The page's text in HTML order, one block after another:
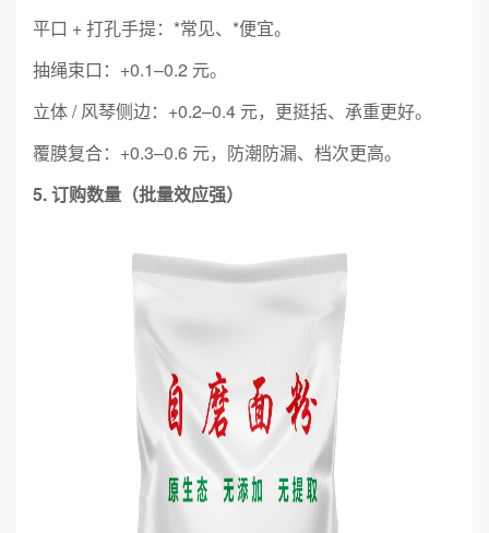
平口 + 打孔手提：*常见、*便宜。
抽绳束口：+0.1–0.2 元。
立体 / 风琴侧边：+0.2–0.4 元，更挺括、承重更好。
覆膜复合：+0.3–0.6 元，防潮防漏、档次更高。
5. 订购数量（批量效应强）